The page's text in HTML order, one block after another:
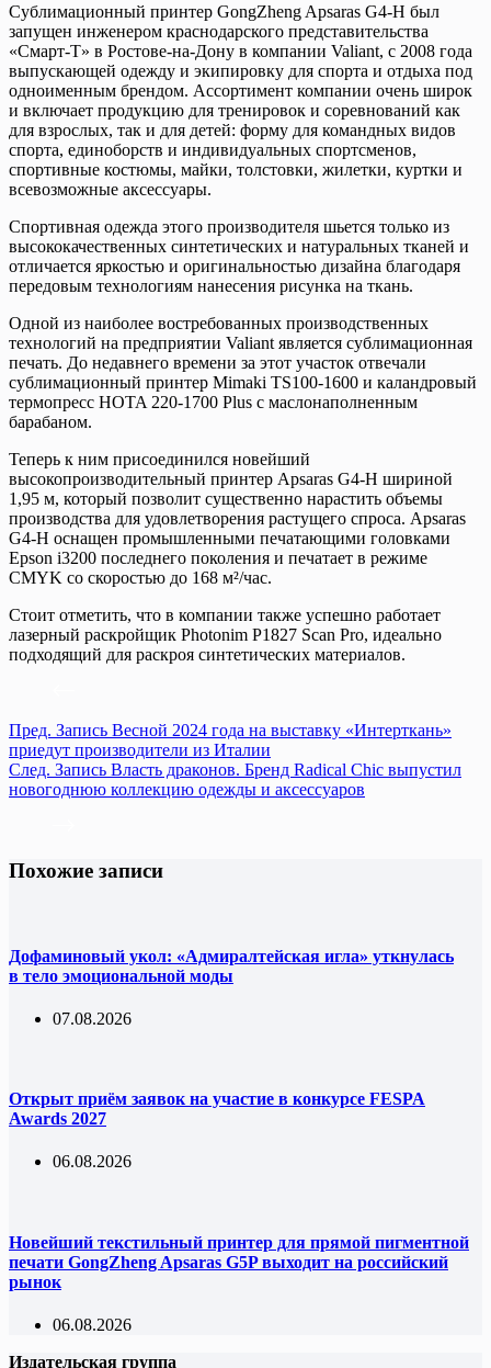
Сублимационный принтер GongZheng Apsaras G4-H был
запущен инженером краснодарского представительства
«Смарт-Т» в Ростове-на-Дону в компании Valiant, с 2008 года
выпускающей одежду и экипировку для спорта и отдыха под
одноименным брендом. Ассортимент компании очень широк
и включает продукцию для тренировок и соревнований как
для взрослых, так и для детей: форму для командных видов
спорта, единоборств и индивидуальных спортсменов,
спортивные костюмы, майки, толстовки, жилетки, куртки и
всевозможные аксессуары.
Спортивная одежда этого производителя шьется только из
высококачественных синтетических и натуральных тканей и
отличается яркостью и оригинальностью дизайна благодаря
передовым технологиям нанесения рисунка на ткань.
Одной из наиболее востребованных производственных
технологий на предприятии Valiant является сублимационная
печать. До недавнего времени за этот участок отвечали
сублимационный принтер Mimaki TS100-1600 и каландровый
термопресс HOTA 220-1700 Plus с маслонаполненным
барабаном.
Теперь к ним присоединился новейший
высокопроизводительный принтер Apsaras G4-H шириной
1,95 м, который позволит существенно нарастить объемы
производства для удовлетворения растущего спроса. Apsaras
G4-H оснащен промышленными печатающими головками
Epson i3200 последнего поколения и печатает в режиме
CMYK со скоростью до 168 м²/час.
Стоит отметить, что в компании также успешно работает
лазерный раскройщик Photonim Р1827 Scan Pro, идеально
подходящий для раскроя синтетических материалов.
Пред. Запись Весной 2024 года на выставку «Интерткань»
приедут производители из Италии
След. Запись Власть драконов. Бренд Radical Chic выпустил
новогоднюю коллекцию одежды и аксессуаров
Похожие записи
Дофаминовый укол: «Адмиралтейская игла» уткнулась
в тело эмоциональной моды
07.08.2026
Открыт приём заявок на участие в конкурсе FESPA
Awards 2027
06.08.2026
Новейший текстильный принтер для прямой пигментной
печати GongZheng Apsaras G5P выходит на российский
рынок
06.08.2026
Издательская группа